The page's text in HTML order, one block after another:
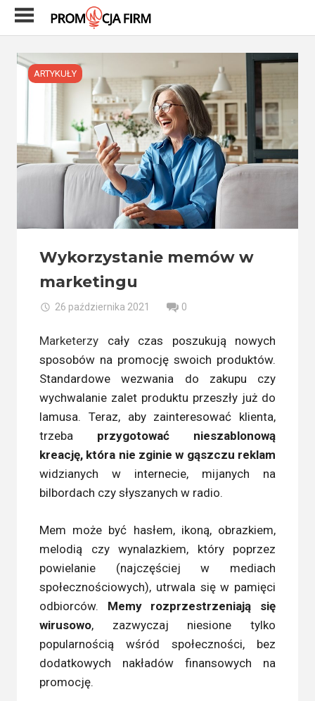
Skip
ARTYKUŁY
Wykorzystanie memów w
marketingu
26 października 2021 0
Marketerzy cały czas poszukują nowych
sposobów na promocję swoich produktów.
Standardowe wezwania do zakupu czy
wychwalanie zalet produktu przeszły już do
lamusa. Teraz, aby zainteresować klienta,
trzeba przygotować nieszablonową
kreację, która nie zginie w gąszczu reklam
widzianych w internecie, mijanych na
bilbordach czy słyszanych w radio.
Mem może być hasłem, ikoną, obrazkiem,
melodią czy wynalazkiem, który poprzez
powielanie (najczęściej w mediach
społecznościowych), utrwala się w pamięci
odbiorców. Memy rozprzestrzeniają się
wirusowo, zazwyczaj niesione tylko
popularnością wśród społeczności, bez
dodatkowych nakładów finansowych na
promocję.